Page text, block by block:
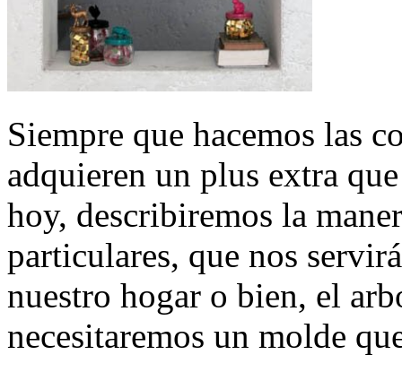
Siempre que hacemos las
adquieren un plus extra
hoy, describiremos la
particulares, que nos
nuestro hogar o bien, el
necesitaremos un molde